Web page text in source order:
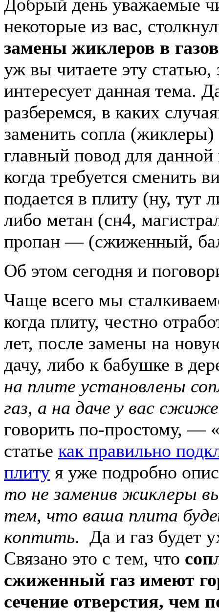
Добрый день уважаемые
некоторые из вас,
замены жиклеров в
уж вы читаете эту статью,
интересует данная тема.
разберемся, в каких
заменить сопла
главный повод для
когда требуется сменить
подается в плиту (ну, тут
либо метан (сн4,
пропан — (сжиженный,
Об этом сегодня и
Чаще всего мы
когда плиту, честно
лет, после замены на
дачу, либо к бабушке в
на плите установлены
газ, а на даче у вас
говорить по-простому, —
статье как правильно
плиту я уже подробно
то не заменив жиклеры
тем, что ваша плита
коптить. Да и газ будет
Связано это с тем, что
сжиженный газ имеют
сечение отверстия, чем